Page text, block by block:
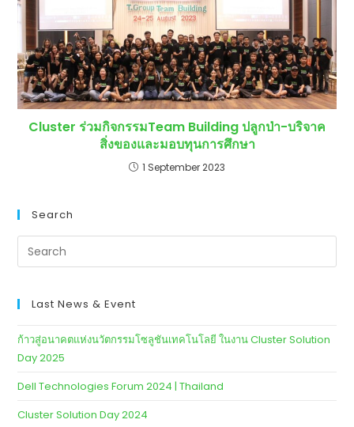
Cluster ร่วมกิจกรรมTeam Building ปลูกป่า-บริจาค
สิ่งของและมอบทุนการศึกษา
1 September 2023
Search
Last News & Event
ก้าวสู่อนาคตแห่งนวัตกรรมโซลูชันเทคโนโลยี ในงาน Cluster Solution
Day 2025
Dell Technologies Forum 2024 | Thailand
Cluster Solution Day 2024